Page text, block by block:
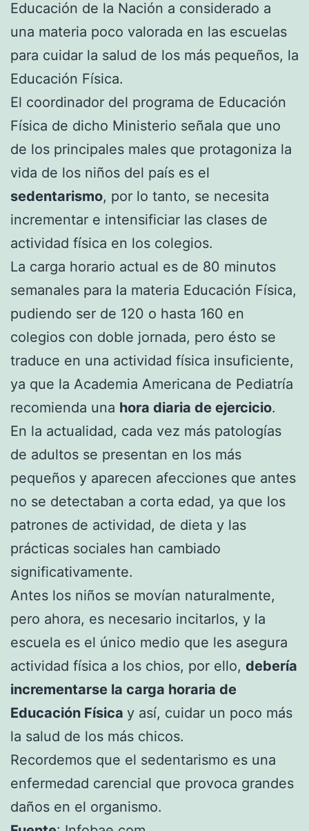
Educación de la Nación a considerado a
una materia poco valorada en las escuelas
para cuidar la salud de los más pequeños, la
Educación Física.
El coordinador del programa de Educación
Física de dicho Ministerio señala que uno
de los principales males que protagoniza la
vida de los niños del país es el
sedentarismo, por lo tanto, se necesita
incrementar e intensificiar las clases de
actividad física en los colegios.
La carga horario actual es de 80 minutos
semanales para la materia Educación Física,
pudiendo ser de 120 o hasta 160 en
colegios con doble jornada, pero ésto se
traduce en una actividad física insuficiente,
ya que la Academia Americana de Pediatría
recomienda una hora diaria de ejercicio.
En la actualidad, cada vez más patologías
de adultos se presentan en los más
pequeños y aparecen afecciones que antes
no se detectaban a corta edad, ya que los
patrones de actividad, de dieta y las
prácticas sociales han cambiado
significativamente.
Antes los niños se movían naturalmente,
pero ahora, es necesario incitarlos, y la
escuela es el único medio que les asegura
actividad física a los chios, por ello, debería
incrementarse la carga horaria de
Educación Física y así, cuidar un poco más
la salud de los más chicos.
Recordemos que el sedentarismo es una
enfermedad carencial que provoca grandes
daños en el organismo.